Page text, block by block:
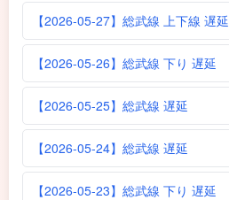
【2026-05-27】総武線 上下線 遅延
【2026-05-26】総武線 下り 遅延
【2026-05-25】総武線 遅延
【2026-05-24】総武線 遅延
【2026-05-23】総武線 下り 遅延